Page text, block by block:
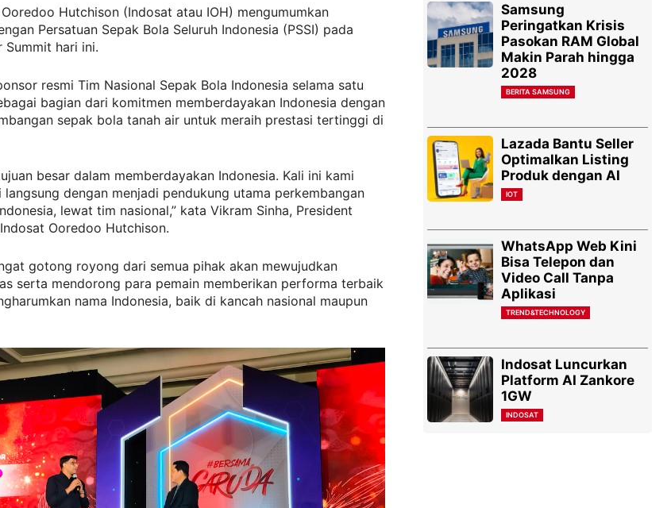
Hutchison (Indosat atau IOH) mengumumkan
Persatuan Sepak Bola Seluruh Indonesia (PSSI) pada
Summit hari ini.
resmi Tim Nasional Sepak Bola Indonesia selama satu
bagian dari komitmen memberdayakan Indonesia dengan
sepak bola tanah air untuk meraih prestasi tertinggi di
besar dalam memberdayakan Indonesia. Kali ini kami
dengan menjadi pendukung utama perkembangan
lewat tim nasional,” kata Vikram Sinha, President
Ooredoo Hutchison.
gotong royong dari semua pihak akan mewujudkan
serta mendorong para pemain memberikan performa terbaik
nama Indonesia, baik di kancah nasional maupun
Samsung
Peringatkan Krisis
Pasokan RAM Global
Makin Parah hingga
2028
BERITA SAMSUNG
Lazada Bantu Seller
Optimalkan Listing
Produk dengan AI
IOT
WhatsApp Web Kini
Bisa Telepon dan
Video Call Tanpa
Aplikasi
TREND&TECHNOLOGY
Indosat Luncurkan
Platform AI Zankore
1GW
INDOSAT